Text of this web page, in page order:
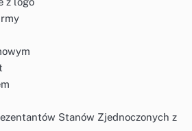
Stanów Zjednoczonych z